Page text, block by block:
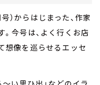
）からはじまった、作家
今号は、よく行くお店
想像を巡らせるエッセ